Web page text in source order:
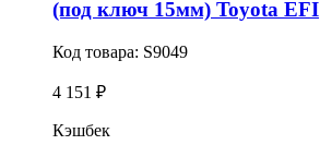
(под ключ 15мм) Toyota EFI
Код товара: S9049
4 151 ₽
Кэшбек